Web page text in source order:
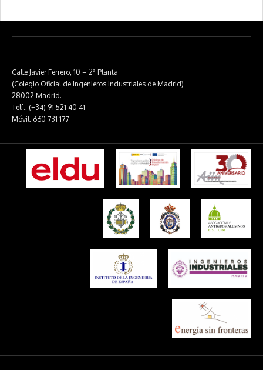
Calle Javier Ferrero, 10 – 2ª Planta
(Colegio Oficial de Ingenieros Industriales de Madrid)
28002 Madrid.
Telf.: (+34) 91 521 40 41
Móvil: 660 731 177